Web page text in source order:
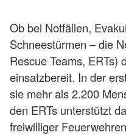
Ob bei Notfällen,
Schneestürmen – die
Rescue Teams, ERTs)
einsatzbereit. In der
sie mehr als 2.200
den ERTs unterstützt
freiwilliger